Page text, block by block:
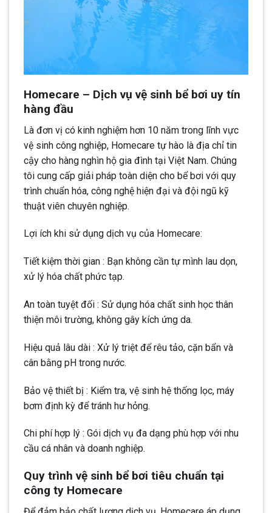
Homecare – Dịch vụ vệ sinh bể bơi uy tín
hàng đầu
Là đơn vị có kinh nghiệm hơn 10 năm trong lĩnh vực
vệ sinh công nghiệp, Homecare tự hào là địa chỉ tin
cậy cho hàng nghìn hộ gia đình tại Việt Nam. Chúng
tôi cung cấp giải pháp toàn diện cho bể bơi với quy
trình chuẩn hóa, công nghệ hiện đại và đội ngũ kỹ
thuật viên chuyên nghiệp.
Lợi ích khi sử dụng dịch vụ của Homecare:
Tiết kiệm thời gian : Bạn không cần tự mình lau dọn,
xử lý hóa chất phức tạp.
An toàn tuyệt đối : Sử dụng hóa chất sinh học thân
thiện môi trường, không gây kích ứng da.
Hiệu quả lâu dài : Xử lý triệt để rêu tảo, cặn bẩn và
cân bằng pH trong nước.
Bảo vệ thiết bị : Kiểm tra, vệ sinh hệ thống lọc, máy
bơm định kỳ để tránh hư hỏng.
Chi phí hợp lý : Gói dịch vụ đa dạng phù hợp với nhu
cầu cá nhân và doanh nghiệp.
Quy trình vệ sinh bể bơi tiêu chuẩn tại
công ty Homecare